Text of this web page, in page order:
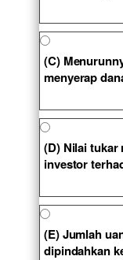
(C)
menyerap
(D) Nilai tukar
investor
(E) Jumlah
dipindahkan